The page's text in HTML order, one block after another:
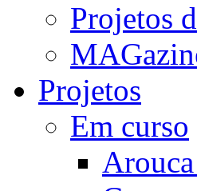
Projetos
Projetos
Em curso